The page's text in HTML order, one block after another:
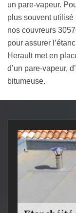
un pare-vapeur.
plus souvent utilisé
nos couvreurs
pour assurer
Herault met en
d’un pare-vapeur,
bitumeuse.